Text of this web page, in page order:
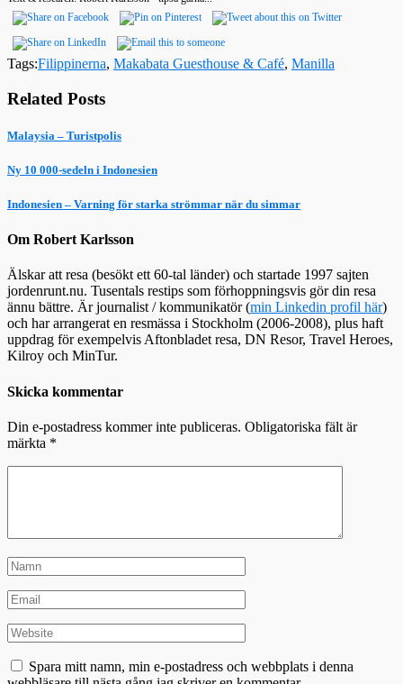
Tags:Filippinerna, Makabata Guesthouse & Café, Manilla
Related Posts
Malaysia – Turistpolis
Ny 10 000-sedeln i Indonesien
Indonesien – Varning för starka strömmar när du simmar
Om Robert Karlsson
Älskar att resa (besökt ett 60-tal länder) och startade 1997 sajten
jordenrunt.nu. Tusentals restips som förhoppningsvis gör din resa
ännu bättre. Är journalist / kommunikatör (min Linkedin profil här)
och har arrangerat en resmässa i Stockholm (2006-2008), plus haft
uppdrag för exempelvis Aftonbladet resa, DN Resor, Travel Heroes,
Kilroy och MinTur.
Skicka kommentar
Din e-postadress kommer inte publiceras. Obligatoriska fält är
märkta *
Spara mitt namn, min e-postadress och webbplats i denna